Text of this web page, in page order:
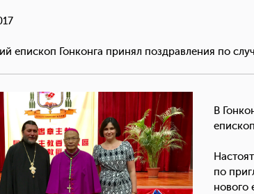
епископ Гонконга принял поздравления по
В
по
нового